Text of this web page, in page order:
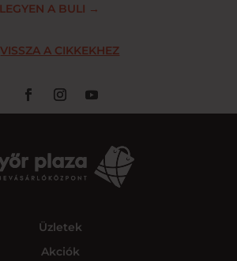
A BULI →
VISSZA A CIKKEKHEZ
Üzletek
Akciók